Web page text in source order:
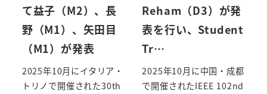
て益子（M2）、長
野（M1）、矢田目
（M1）が発表
2025年10月にイタリア・
トリノで開催された30th
Reham（D3）が発
表を行い、Student
Tr…
2025年10月に中国・成都
で開催されたIEEE 102nd